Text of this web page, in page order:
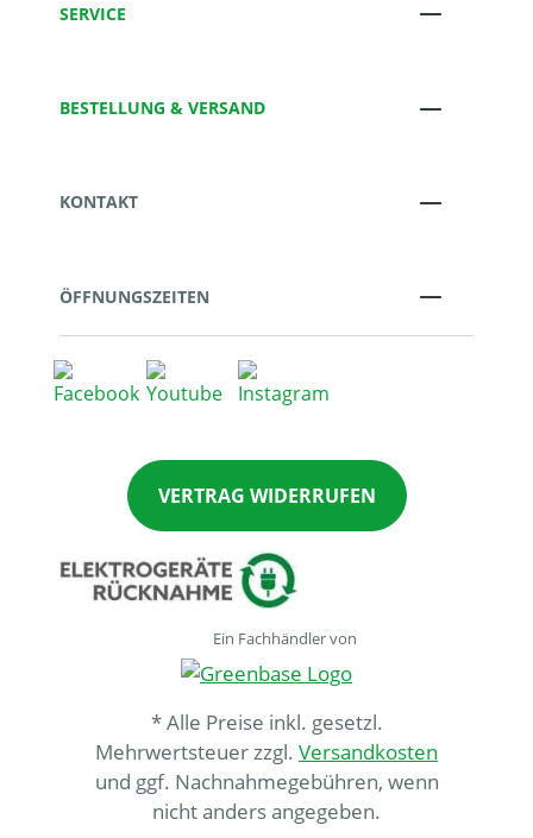
SERVICE
BESTELLUNG & VERSAND
KONTAKT
ÖFFNUNGSZEITEN
VERTRAG WIDERRUFEN
Ein Fachhändler von
* Alle Preise inkl. gesetzl.
Mehrwertsteuer zzgl. Versandkosten
und ggf. Nachnahmegebühren, wenn
nicht anders angegeben.